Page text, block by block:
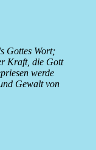
Gottes Wort;
Kraft, die Gott
werde
Gewalt von